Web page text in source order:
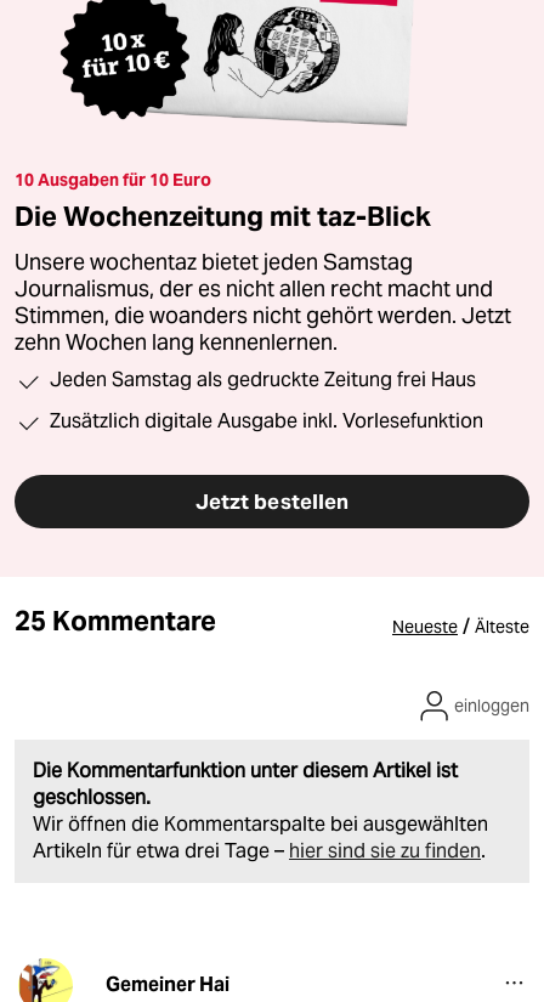
10 Ausgaben für 10 Euro
Die Wochenzeitung mit taz-Blick
Unsere wochentaz bietet jeden Samstag
Journalismus, der es nicht allen recht macht und
Stimmen, die woanders nicht gehört werden. Jetzt
zehn Wochen lang kennenlernen.
Jeden Samstag als gedruckte Zeitung frei Haus
Zusätzlich digitale Ausgabe inkl. Vorlesefunktion
Jetzt bestellen
25 Kommentare Neueste / Älteste
Die Kommentarfunktion unter diesem Artikel ist
geschlossen.
Wir öffnen die Kommentarspalte bei ausgewählten
Artikeln für etwa drei Tage – hier sind sie zu finden.
einloggen
Gemeiner Hai